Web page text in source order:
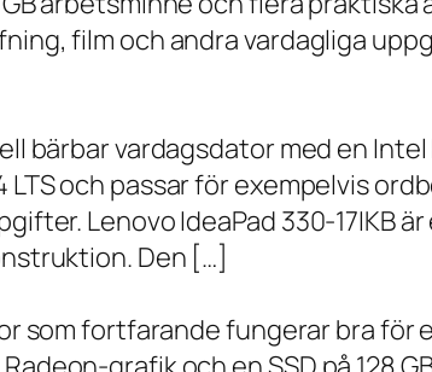
film och andra vardagliga
bärbar vardagsdator med en
LTS och passar för exempelvis
Lenovo IdeaPad 330-17IKB
Den […]
som fortfarande fungerar bra